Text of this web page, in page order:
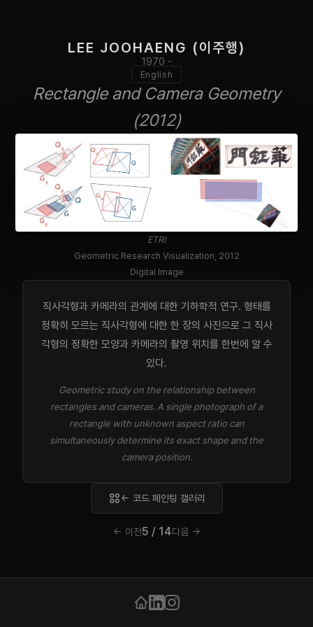
LEE JOOHAENG (이주행)
1970 -
English
Rectangle and Camera Geometry
(2012)
ETRI
Geometric Research Visualization, 2012
Digital Image
직사각형과 카메라의 관계에 대한 기하학적 연구. 형태를
정확히 모르는 직사각형에 대한 한 장의 사진으로 그 직사
각형의 정확한 모양과 카메라의 촬영 위치를 한번에 알 수
있다.
Geometric study on the relationship between
rectangles and cameras. A single photograph of a
rectangle with unknown aspect ratio can
simultaneously determine its exact shape and the
camera position.
← 코드 페인팅 갤러리
← 이전5 / 14다음 →